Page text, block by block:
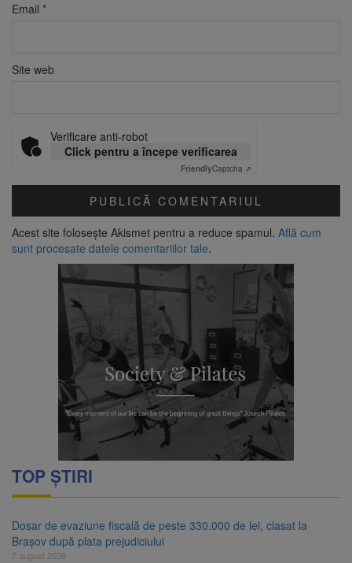
Email *
Site web
Verificare anti-robot
Click pentru a începe verificarea
FriendlyCaptcha ⇗
Acest site folosește Akismet pentru a reduce spamul. Află cum
sunt procesate datele comentariilor tale.
TOP ȘTIRI
Dosar de evaziune fiscală de peste 330.000 de lei, clasat la
Brașov după plata prejudiciului
7 august 2026